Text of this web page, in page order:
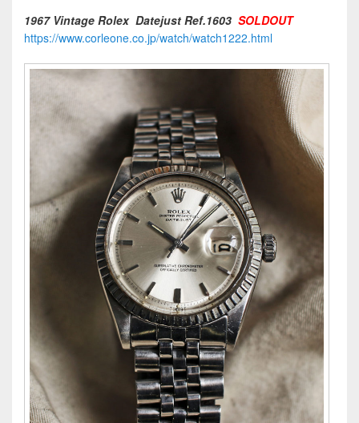
1967 Vintage Rolex Datejust Ref.1603 SOLDOUT
https://www.corleone.co.jp/watch/watch1222.html